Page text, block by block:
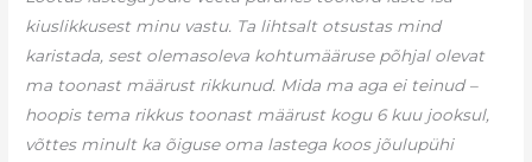
kiuslikkusest minu vastu. Ta lihtsalt otsustas mind
karistada, sest olemasoleva kohtumääruse põhjal olevat
ma toonast määrust rikkunud. Mida ma aga ei teinud –
hoopis tema rikkus toonast määrust kogu 6 kuu jooksul,
võttes minult ka õiguse oma lastega koos jõulupühi